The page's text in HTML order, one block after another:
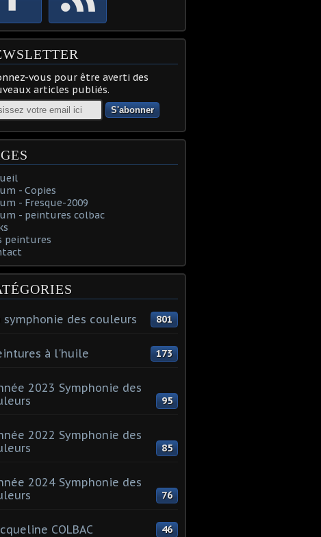
vous pour être averti des
articles publiés.
- Copies
- Fresque-2009
- peintures colbac
peintures
symphonie des couleurs 801
à l'huile 173
2023 Symphonie des
95
2022 Symphonie des
85
2024 Symphonie des
76
COLBAC 46